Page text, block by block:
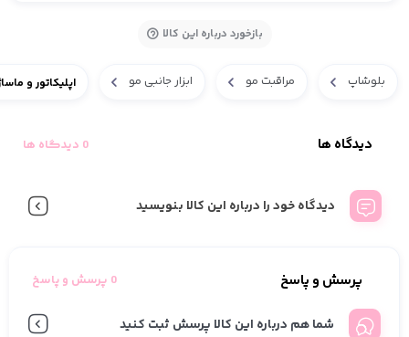
بازخورد درباره این کالا
بلوشاپ مراقبت مو ابزار جانبی مو اپلیکاتور و
دیدگاه ها 0 دیدگاه ها
دیدگاه خود را درباره این کالا بنویسید
پرسش و پاسخ 0 پرسش و پاسخ
شما هم درباره این کالا پرسش ثبت کنید